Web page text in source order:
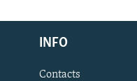
Русский
Українською
INFO
Contacts